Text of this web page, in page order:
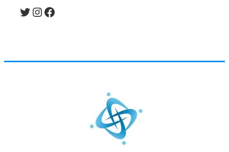
Twitter InstagramFacebook